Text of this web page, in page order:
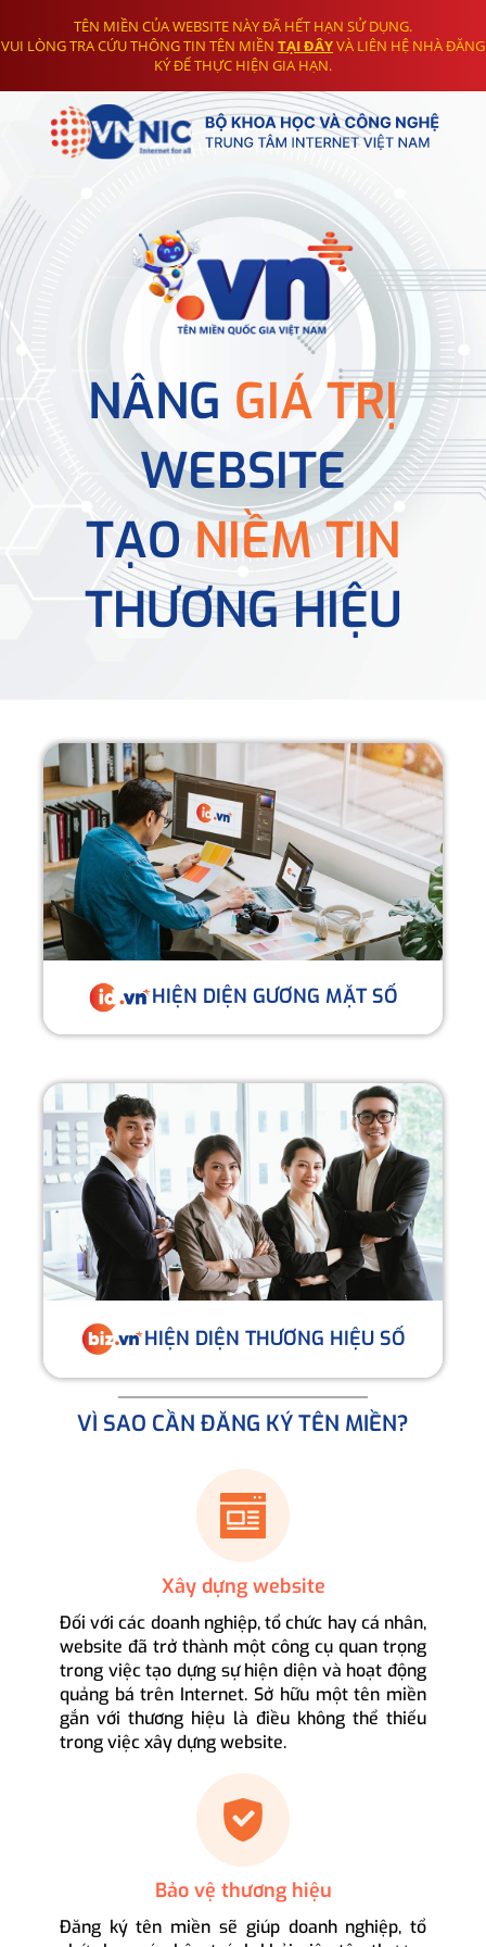
TÊN MIỀN CỦA WEBSITE NÀY ĐÃ HẾT HẠN SỬ DỤNG.
VUI LÒNG TRA CỨU THÔNG TIN TÊN MIỀN TẠI ĐÂYVÀ LIÊN HỆ NHÀ ĐĂNG
KÝ ĐỂ THỰC HIỆN GIA HẠN.
NÂNG GIÁ TRỊ
WEBSITE
TẠONIỀM TIN
THƯƠNG HIỆU
HIỆN DIỆN GƯƠNG MẶT SỐ
HIỆN DIỆN THƯƠNG HIỆU SỐ
VÌ SAO CẦN ĐĂNG KÝ TÊN MIỀN?
Xây dựng website
Đối với các doanh nghiệp, tổ chức hay cá nhân,
website đã trở thành một công cụ quan trọng
trong việc tạo dựng sự hiện diện và hoạt động
quảng bá trên Internet. Sở hữu một tên miền
gắn với thương hiệu là điều không thể thiếu
trong việc xây dựng website.
Bảo vệ thương hiệu
Đăng ký tên miền sẽ giúp doanh nghiệp, tổ